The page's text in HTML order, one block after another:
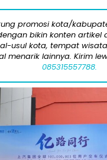
promosi kota/
bikin konten
usul kota, tempat
menarik lainnya. Kirim
085315557788.